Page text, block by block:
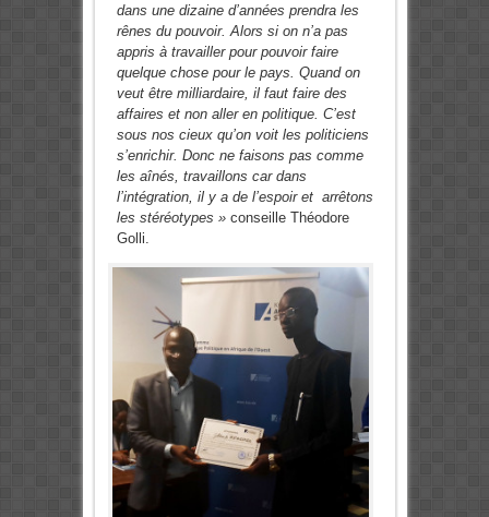
dans une dizaine d’années prendra les
rênes du pouvoir. Alors si on n’a pas
appris à travailler pour pouvoir faire
quelque chose pour le pays. Quand on
veut être milliardaire, il faut faire des
affaires et non aller en politique. C’est
sous nos cieux qu’on voit les politiciens
s’enrichir. Donc ne faisons pas comme
les aînés, travaillons car dans
l’intégration, il y a de l’espoir et arrêtons
les stéréotypes »conseille Théodore
Golli.